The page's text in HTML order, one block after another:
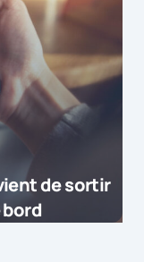
de sortir